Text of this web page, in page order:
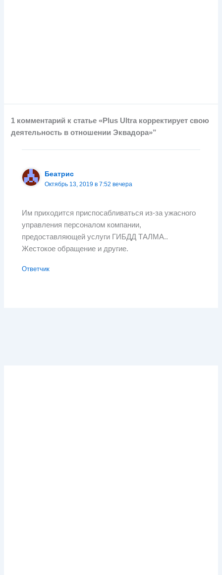
1 комментарий к статье «Plus Ultra корректирует свою
деятельность в отношении Эквадора»”
Беатрис
Октябрь 13, 2019 в 7:52 вечера
Им приходится приспосабливаться из-за ужасного
управления персоналом компании,
предоставляющей услуги ГИБДД ТАЛМА..
Жестокое обращение и другие.
Ответчик